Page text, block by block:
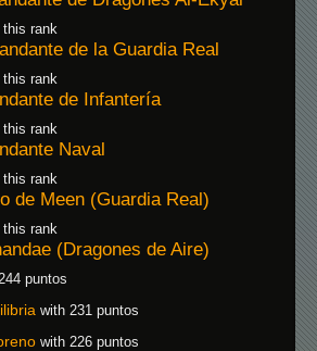
this rank
de la Guardia Real
this rank
de Infantería
this rank
Naval
this rank
de Meen (Guardia Real)
this rank
(Dragones de Aire)
puntos
with 231 puntos
with 226 puntos